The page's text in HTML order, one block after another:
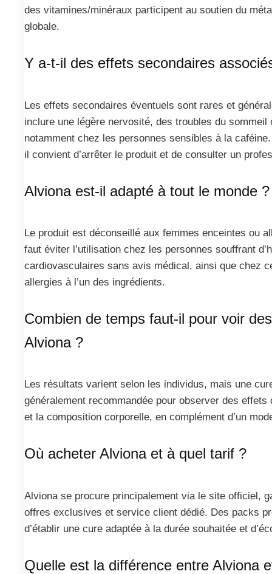
des vitamines/minéraux participent au soutien du
globale.
Y a-t-il des effets secondaires
Les effets secondaires éventuels sont rares et
inclure une légère nervosité, des troubles du
notamment chez les personnes sensibles à la
il convient d’arrêter le produit et de consulter un
Alviona est-il adapté à tout le monde ?
Le produit est déconseillé aux femmes enceintes ou
faut éviter l’utilisation chez les personnes souffrant
cardiovasculaires sans avis médical, ainsi que chez
allergies à l’un des ingrédients.
Combien de temps faut-il pour voir
Alviona ?
Les résultats varient selon les individus, mais une
généralement recommandée pour observer des
et la composition corporelle, en complément d’un
Où acheter Alviona et à quel tarif ?
Alviona se procure principalement via le site officiel,
offres exclusives et service client dédié. Des packs
d’établir une cure adaptée à la durée souhaitée et
Quelle est la différence entre Alviona